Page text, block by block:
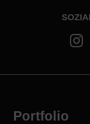
Portfolio